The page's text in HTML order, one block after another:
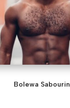
Bolewa Sabourin